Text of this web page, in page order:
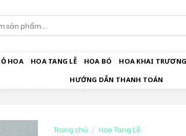
HOA HOA TANG LỄ HOA BÓ HOA KHAI TRƯƠNG
HƯỚNG DẪN THANH TOÁN
Trang chủ / Hoa Tang Lễ